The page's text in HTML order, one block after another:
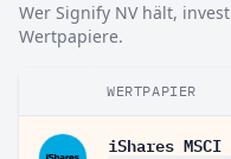
Wer Signify NV hält,
Wertpapiere.
WERTPAPIER